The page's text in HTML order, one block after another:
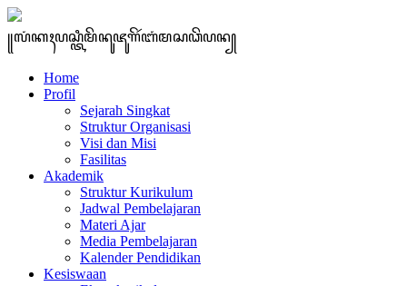
꧋ꦭꦁꦏꦃꦥꦱ꧀ꦠꦶꦩꦼꦤꦸꦗꦸꦒꦼꦂꦧꦁꦩꦱꦣꦼꦥꦤ꧀
Home
Profil
Sejarah Singkat
Struktur Organisasi
Visi dan Misi
Fasilitas
Akademik
Struktur Kurikulum
Jadwal Pembelajaran
Materi Ajar
Media Pembelajaran
Kalender Pendidikan
Kesiswaan